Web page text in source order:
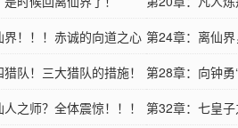
！！！赤诚的向道之心 第24章：离仙界
队！三大猎队的措施！
第28章：向钟勇
之师？全体震惊！！！
第32章：七皇子